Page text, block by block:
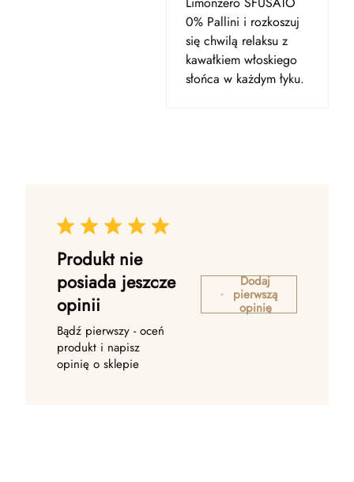
0% Pallini i rozkoszuj
się chwilą relaksu z
kawałkiem włoskiego
słońca w każdym łyku.
Produkt nie
posiada jeszcze
opinii
Bądź pierwszy - oceń
produkt i napisz
opinię o sklepie
Dodaj
pierwszą
opinię